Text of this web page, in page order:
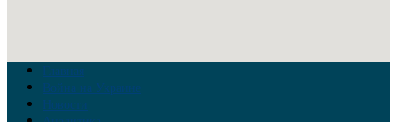
Главная
Война на Украине
Новости